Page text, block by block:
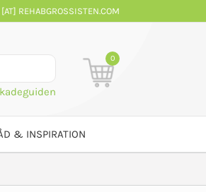
REHABGROSSISTEN.COM
0
& INSPIRATION